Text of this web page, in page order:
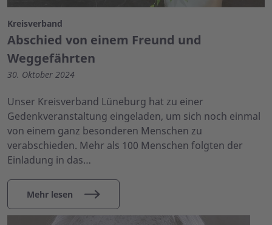
Kreisverband
Abschied von einem Freund und
Weggefährten
30. Oktober 2024
Unser Kreisverband Lüneburg hat zu einer
Gedenkveranstaltung eingeladen, um sich noch einmal
von einem ganz besonderen Menschen zu
verabschieden. Mehr als 100 Menschen folgten der
Einladung in das…
Mehr lesen